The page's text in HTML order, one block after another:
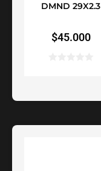
DMND 29X2.3
$45.000